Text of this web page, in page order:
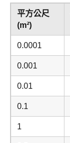
平方公尺
(m²)
0.0001
0.001
0.01
0.1
1